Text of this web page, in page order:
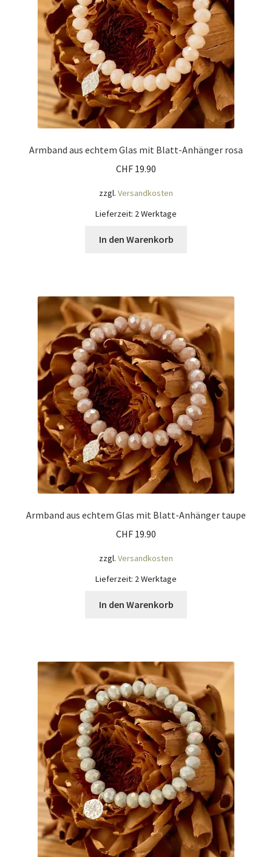
Armband aus echtem Glas mit Blatt-Anhänger rosa
CHF 19.90
zzgl. Versandkosten
Lieferzeit: 2 Werktage
In den Warenkorb
Armband aus echtem Glas mit Blatt-Anhänger taupe
CHF 19.90
zzgl. Versandkosten
Lieferzeit: 2 Werktage
In den Warenkorb